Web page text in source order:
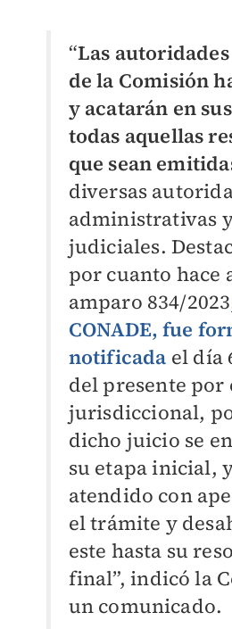
“Las
de la Comisión
y acatarán en
todas aquellas
que sean
diversas
administrativas
judiciales.
por cuanto hace
amparo 834/
CONADE, fue
notificada el día
del presente por
jurisdiccional,
dicho juicio se
su etapa inicial,
atendido con
el trámite y
este hasta su
final”, indicó la
un comunicado.